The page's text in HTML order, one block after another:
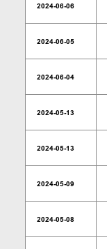
2024-06-06
2024-06-05
2024-06-04
2024-05-13
2024-05-13
2024-05-09
2024-05-08